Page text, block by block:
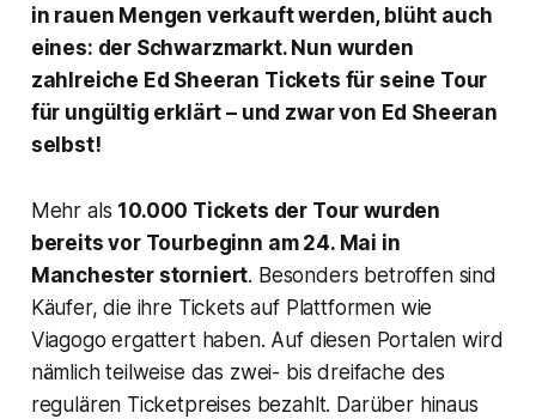
in rauen Mengen verkauft werden, blüht auch
eines: der Schwarzmarkt. Nun wurden
zahlreiche Ed Sheeran Tickets für seine Tour
für ungültig erklärt – und zwar von Ed Sheeran
selbst!
Mehr als 10.000 Tickets der Tour wurden
bereits vor Tourbeginn am 24. Mai in
Manchester storniert. Besonders betroffen sind
Käufer, die ihre Tickets auf Plattformen wie
Viagogo ergattert haben. Auf diesen Portalen wird
nämlich teilweise das zwei- bis dreifache des
regulären Ticketpreises bezahlt. Darüber hinaus